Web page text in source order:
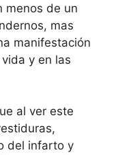
menos de un
mas
manifestación
y en las
al ver este
del infarto y